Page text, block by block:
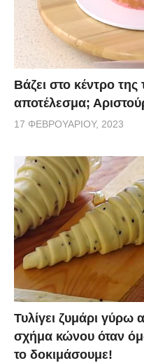
Βάζει στο κέντρο της
αποτέλεσμα;
17 ΦΕΒΡΟΥΑΡΊΟΥ, 2023
Τυλίγει ζυμάρι γύρω
σχήμα κώνου όταν
το δοκιμάσουμε!